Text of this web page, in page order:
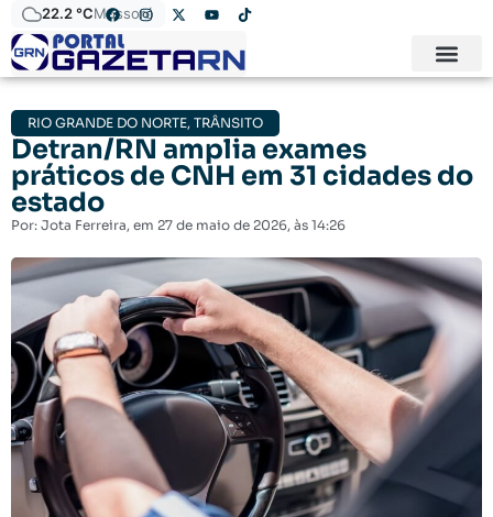
22.2 °CMossoró
RIO GRANDE DO NORTE, TRÂNSITO
Detran/RN amplia exames
práticos de CNH em 31 cidades do
estado
Por: Jota Ferreira, em 27 de maio de 2026, às 14:26